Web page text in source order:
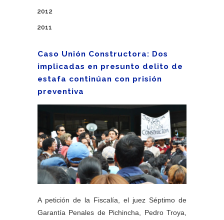
2012
2011
Caso Unión Constructora: Dos
implicadas en presunto delito de
estafa continúan con prisión
preventiva
A petición de la Fiscalía, el juez Séptimo de
Garantía Penales de Pichincha, Pedro Troya,